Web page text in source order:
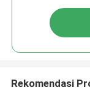
Rekomendasi